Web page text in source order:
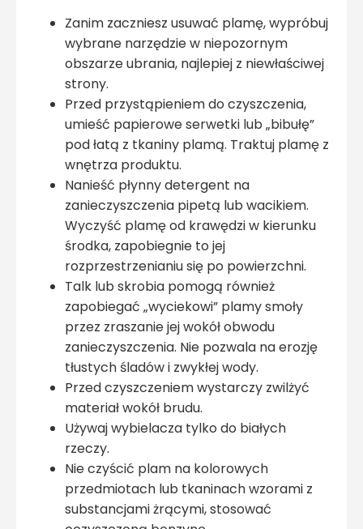
Zanim zaczniesz usuwać plamę, wypróbuj
wybrane narzędzie w niepozornym
obszarze ubrania, najlepiej z niewłaściwej
strony.
Przed przystąpieniem do czyszczenia,
umieść papierowe serwetki lub „bibułę”
pod łatą z tkaniny plamą. Traktuj plamę z
wnętrza produktu.
Nanieść płynny detergent na
zanieczyszczenia pipetą lub wacikiem.
Wyczyść plamę od krawędzi w kierunku
środka, zapobiegnie to jej
rozprzestrzenianiu się po powierzchni.
Talk lub skrobia pomogą również
zapobiegać „wyciekowi” plamy smoły
przez zraszanie jej wokół obwodu
zanieczyszczenia. Nie pozwala na erozję
tłustych śladów i zwykłej wody.
Przed czyszczeniem wystarczy zwilżyć
materiał wokół brudu.
Używaj wybielacza tylko do białych
rzeczy.
Nie czyścić plam na kolorowych
przedmiotach lub tkaninach wzorami z
substancjami żrącymi, stosować